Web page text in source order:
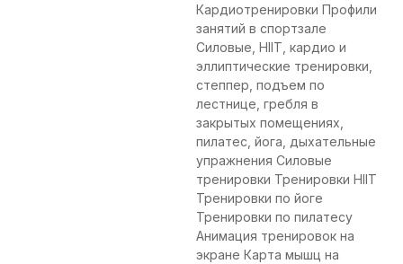
Кардиотренировки Профили
занятий в спортзале
Силовые, HIIT, кардио и
эллиптические тренировки,
степпер, подъем по
лестнице, гребля в
закрытых помещениях,
пилатес, йога, дыхательные
упражнения Силовые
тренировки Тренировки HIIT
Тренировки по йоге
Тренировки по пилатесу
Анимация тренировок на
экране Карта мышц на